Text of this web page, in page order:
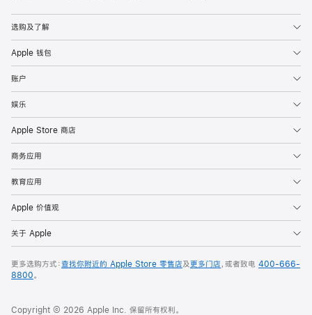
选购及了解
Apple 钱包
账户
娱乐
Apple Store 商店
商务应用
教育应用
Apple 价值观
关于 Apple
更多选购方式：查找你附近的 Apple Store 零售店及更多门店，或者致电 400-666-
8800。
Copyright © 2026 Apple Inc. 保留所有权利。